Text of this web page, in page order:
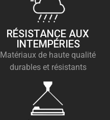
RÉSISTANCE AUX
INTEMPÉRIES
Matériaux de haute qualité
durables et résistants